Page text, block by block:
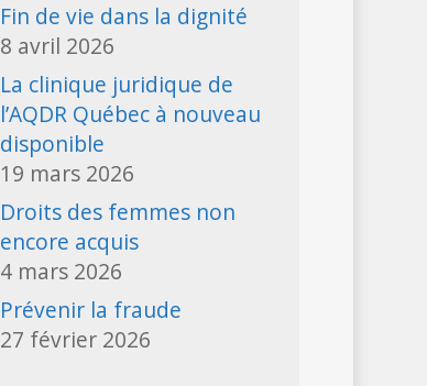
Fin de vie dans la dignité
8 avril 2026
La clinique juridique de
l’AQDR Québec à nouveau
disponible
19 mars 2026
Droits des femmes non
encore acquis
4 mars 2026
Prévenir la fraude
27 février 2026